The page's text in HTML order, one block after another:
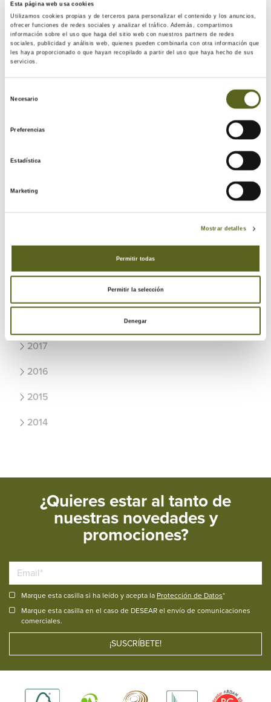
Esta página web usa cookies
Utilizamos cookies propias y de terceros para personalizar el contenido y los anuncios,
ofrecer funciones de redes sociales y analizar el tráfico. Además, compartimos
información sobre el uso que haga del sitio web con nuestros partners de redes
sociales, publicidad y análisis web, quienes pueden combinarla con otra información que
les haya proporcionado o que hayan recopilado a partir del uso que haya hecho de sus
servicios.
Necesario
Preferencias
Estadística
Marketing
Mostrar detalles
Permitir todas
Permitir la selección
Denegar
Recientes
Usos de la madera en el exterior del hogar
Revestimientos de madera para fachadas con estilo
Maximizando el espacio: Armarios y cajones debajo de
las escaleras
2023
2021
2020
2017
2016
2015
2014
¿Quieres estar al tanto de
nuestras novedades y
promociones?
Marque esta casilla si ha leído y acepta la Protección de Datos*
Marque esta casilla en el caso de DESEAR el envío de comunicaciones
comerciales.